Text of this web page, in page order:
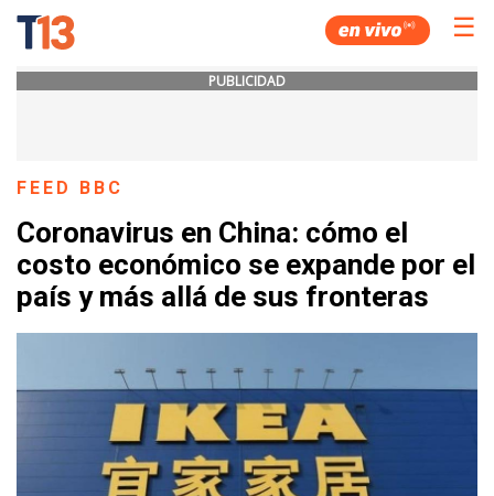
☰
PUBLICIDAD
FEED BBC
Coronavirus en China: cómo el
costo económico se expande por el
país y más allá de sus fronteras